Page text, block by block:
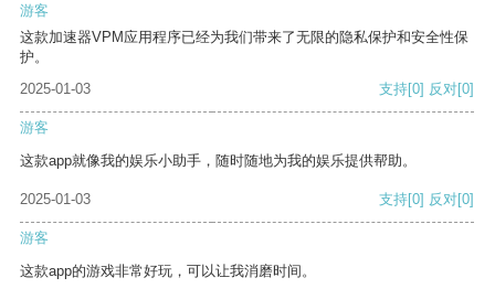
游客
这款加速器VPM应用程序已经为我们带来了无限的隐私保护和安全性保
护。
2025-01-03
支持[0] 反对[0]
游客
这款app就像我的娱乐小助手，随时随地为我的娱乐提供帮助。
2025-01-03 支持[0] 反对[0]
游客
这款app的游戏非常好玩，可以让我消磨时间。